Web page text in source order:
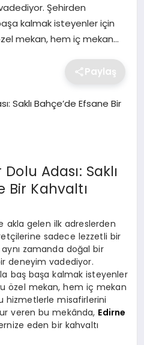
Şehirden
kalmak isteyenler için
mekan, hem iç mekan…
Paylaş
Adası: Saklı
Bir Kahvaltı
akla gelen ilk adreslerden
sadece lezzetli bir
zamanda doğal bir
deneyim vadediyor.
baş başa kalmak isteyenler
özel mekan, hem iç mekan
hizmetlerle misafirlerini
veren bu mekânda, Edirne
eden bir kahvaltı